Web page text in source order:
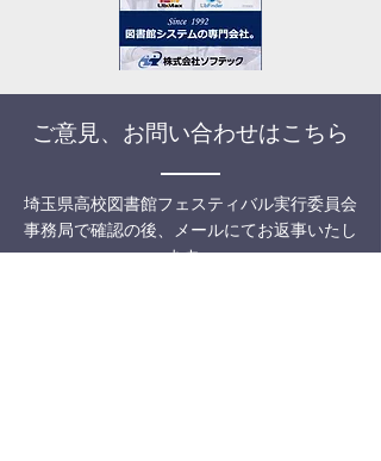
ご意見、お問い合わせはこちら
埼玉県高校図書館フェスティバル実行委員会
事務局で確認の後、メールにてお返事いたし
ます。